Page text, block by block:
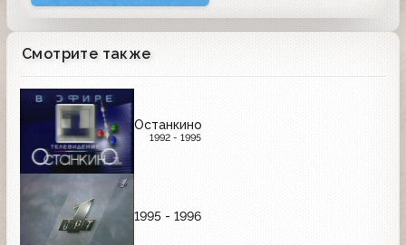
Смотрите также
Останкино
1992 - 1995
1995 - 1996